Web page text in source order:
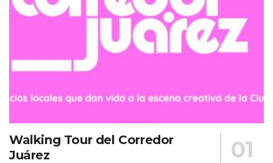
Walking Tour del Corredor
Juárez